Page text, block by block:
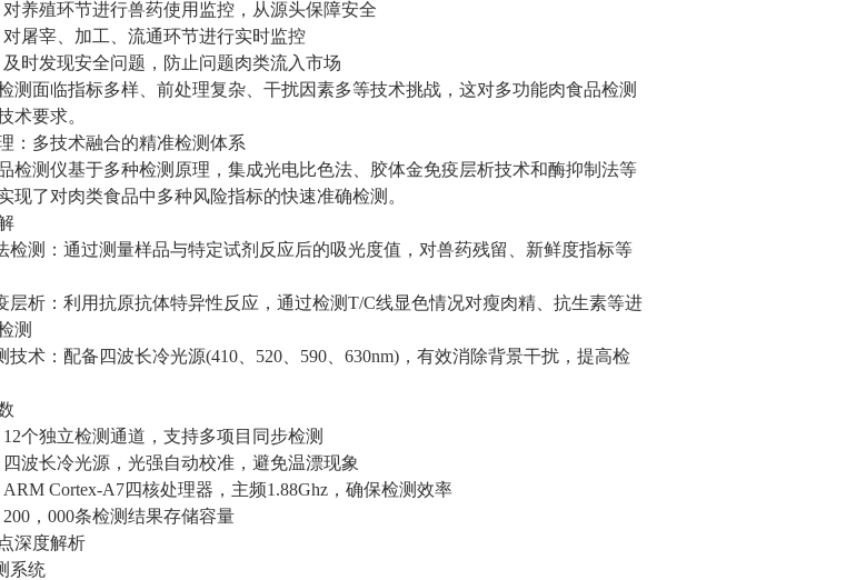
对养殖环节进行兽药使用监控，从源头保障安全
对屠宰、加工、流通环节进行实时监控
及时发现安全问题，防止问题肉类流入市场
测面临指标多样、前处理复杂、干扰因素多等技术挑战，这对多功能肉食品检测
术要求。
：多技术融合的精准检测体系
检测仪基于多种检测原理，集成光电比色法、胶体金免疫层析技术和酶抑制法等
现了对肉类食品中多种风险指标的快速准确检测。
检测：通过测量样品与特定试剂反应后的吸光度值，对兽药残留、新鲜度指标等
层析：利用抗原抗体特异性反应，通过检测T/C线显色情况对瘦肉精、抗生素等进
测
技术：配备四波长冷光源(410、520、590、630nm)，有效消除背景干扰，提高检
12个独立检测通道，支持多项目同步检测
四波长冷光源，光强自动校准，避免温漂现象
ARM Cortex-A7四核处理器，主频1.88Ghz，确保检测效率
，000条检测结果存储容量
深度解析
系统